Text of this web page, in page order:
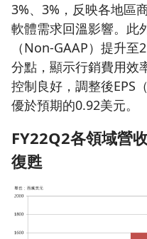
3%、3%，反映各地區
軟體需求回溫影響。此
（Non-GAAP）提升
分點，顯示行銷費用效
控制良好，調整後EPS
優於預期的0.92美元。
FY22Q2各領域營
復甦